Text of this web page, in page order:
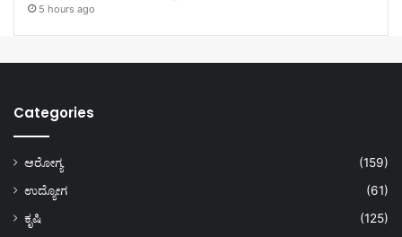
5 hours ago
Categories
ಆರೋಗ್ಯ
(159)
ಉದ್ಯೋಗ
(61)
ಕೃಷಿ
(125)